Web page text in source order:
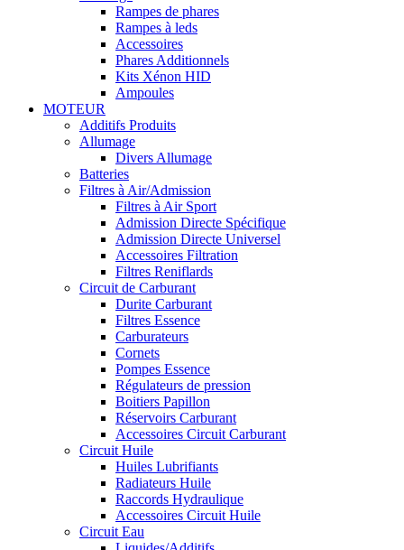
Rampes de phares
Rampes à leds
Accessoires
Phares Additionnels
Kits Xénon HID
Ampoules
MOTEUR
Additifs Produits
Allumage
Divers Allumage
Batteries
Filtres à Air/Admission
Filtres à Air Sport
Admission Directe Spécifique
Admission Directe Universel
Accessoires Filtration
Filtres Reniflards
Circuit de Carburant
Durite Carburant
Filtres Essence
Carburateurs
Cornets
Pompes Essence
Régulateurs de pression
Boitiers Papillon
Réservoirs Carburant
Accessoires Circuit Carburant
Circuit Huile
Huiles Lubrifiants
Radiateurs Huile
Raccords Hydraulique
Accessoires Circuit Huile
Circuit Eau